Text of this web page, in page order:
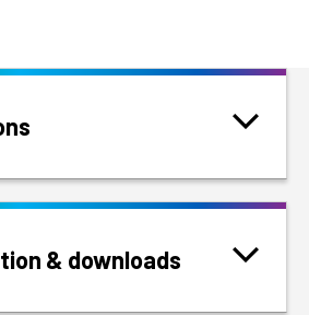
& downloads